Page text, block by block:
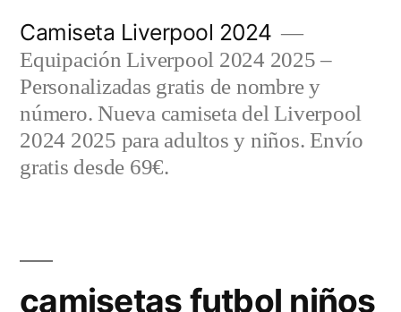
contenido
Camiseta Liverpool 2024
Equipación Liverpool 2024 2025 –
Personalizadas gratis de nombre y
número. Nueva camiseta del Liverpool
2024 2025 para adultos y niños. Envío
gratis desde 69€.
camisetas futbol niños